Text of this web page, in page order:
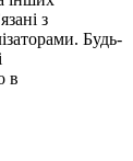
з
Будь-
в